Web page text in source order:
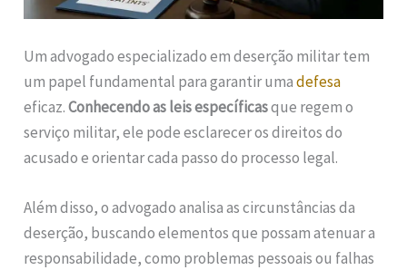
Um advogado especializado em deserção militar tem
um papel fundamental para garantir umadefesa
eficaz.Conhecendo as leis específicasque regem o
serviço militar, ele pode esclarecer os direitos do
acusado e orientar cada passo do processo legal.
Além disso, o advogado analisa as circunstâncias da
deserção, buscando elementos que possam atenuar a
responsabilidade, como problemas pessoais ou falhas